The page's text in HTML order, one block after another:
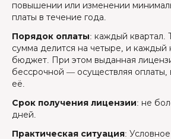
повышении или изменении
платы в течение года.
Порядок оплаты: каждый квартал.
сумма делится на четыре, и каждый
бюджет. При этом выданная
бессрочной — осуществляя оплаты,
её.
Срок получения лицензии: не
дней.
Практическая ситуация: